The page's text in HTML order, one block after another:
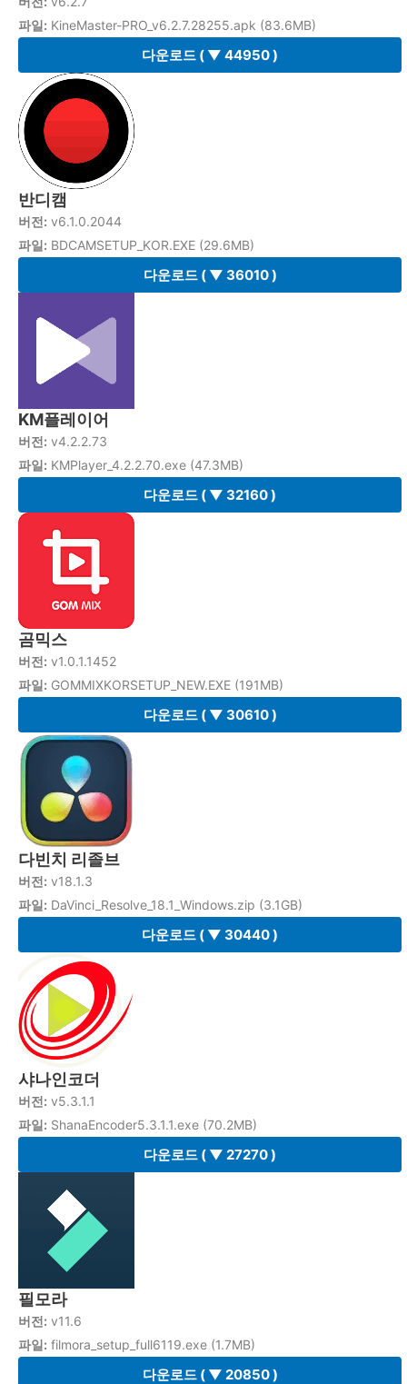
파일: KineMaster-PRO_v6.2.7.28255.apk (83.6MB)
다운로드 ( ▼ 44950 )
반디캠
버전: v6.1.0.2044
파일: BDCAMSETUP_KOR.EXE (29.6MB)
다운로드( ▼ 36010 )
KM플레이어
버전: v4.2.2.73
파일: KMPlayer_4.2.2.70.exe (47.3MB)
다운로드 ( ▼ 32160 )
곰믹스
버전: v1.0.1.1452
파일: GOMMIXKORSETUP_NEW.EXE (191MB)
다운로드( ▼ 30610 )
다빈치 리졸브
버전: v18.1.3
파일: DaVinci_Resolve_18.1_Windows.zip (3.1GB)
다운로드 ( ▼ 30440 )
샤나인코더
버전: v5.3.1.1
파일: ShanaEncoder5.3.1.1.exe (70.2MB)
다운로드 ( ▼ 27270 )
필모라
버전: v11.6
파일: filmora_setup_full6119.exe (1.7MB)
다운로드( ▼ 20850 )